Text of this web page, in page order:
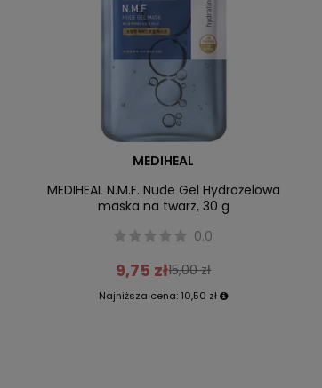
MEDIHEAL
MEDIHEAL N.M.F. Nude Gel Hydrożelowa
maska na twarz, 30 g
0.0
9,75 zł15,00 zł
Najniższa cena: 10,50 zł